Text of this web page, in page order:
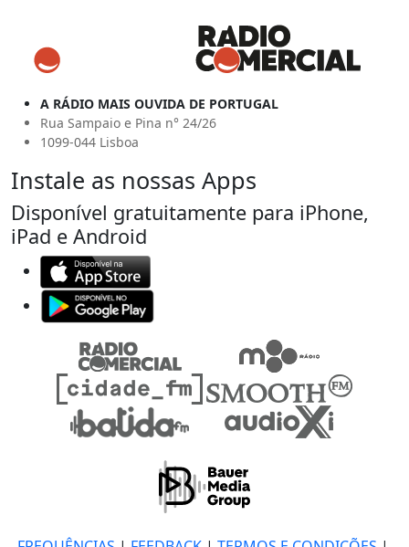
A RÁDIO MAIS OUVIDA DE PORTUGAL
Rua Sampaio e Pina n° 24/26
1099-044 Lisboa
Instale as nossas Apps
Disponível gratuitamente para iPhone,
iPad e Android